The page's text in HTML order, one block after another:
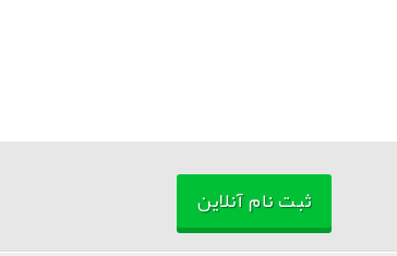
ثبت نام آنلاین